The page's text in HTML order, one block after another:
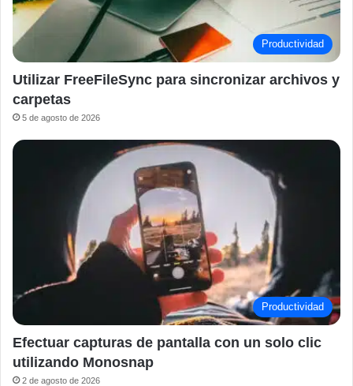
Productividad
Utilizar FreeFileSync para sincronizar archivos y
carpetas
5 de agosto de 2026
Productividad
Efectuar capturas de pantalla con un solo clic
utilizando Monosnap
2 de agosto de 2026